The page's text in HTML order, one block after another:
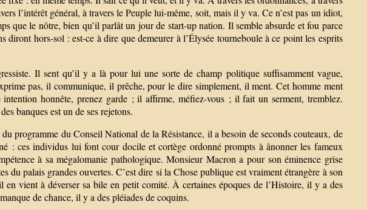
l’intérêt général, à travers le Peuple lui-même, soit, mais il y va. Ce n’est pas un idiot,
que le nôtre, bien qu’il parlât un jour de start-up nation. Il semble absurde et fou parce
diront hors-sol : est-ce à dire que demeurer à l’Élysée tourneboule à ce point les esprits
Il sent qu’il y a là pour lui une sorte de champ politique suffisamment vague,
pas, il communique, il prêche, pour le dire simplement, il ment. Cet homme ment
honnête, prenez garde ; il affirme, méfiez-vous ; il fait un serment, tremblez.
banques est un de ses rejetons.
programme du Conseil National de la Résistance, il a besoin de seconds couteaux, de
: ces individus lui font cour docile et cortège ordonné prompts à ânonner les fameux
à sa mégalomanie pathologique. Monsieur Macron a pour son éminence grise
du palais grandes ouvertes. C’est dire si la Chose publique est vraiment étrangère à son
en vient à déverser sa bile en petit comité. À certaines époques de l’Histoire, il y a des
de chance, il y a des pléiades de coquins.